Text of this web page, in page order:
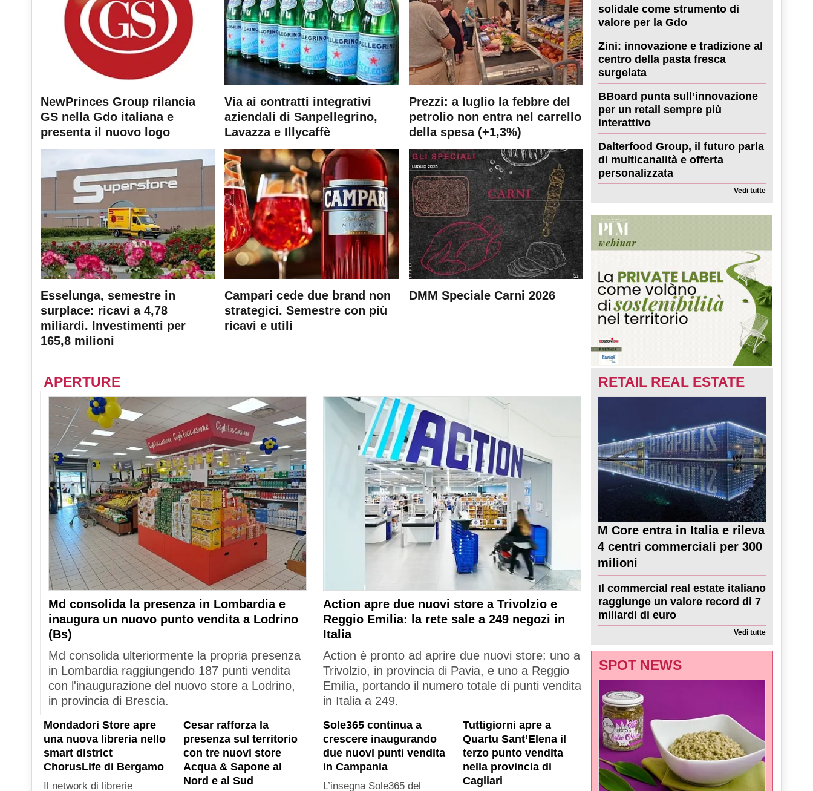
NewPrinces Group rilancia
GS nella Gdo italiana e
presenta il nuovo logo
Via ai contratti integrativi
aziendali di Sanpellegrino,
Lavazza e Illycaffè
Prezzi: a luglio la febbre del
petrolio non entra nel carrello
della spesa (+1,3%)
Esselunga, semestre in
surplace: ricavi a 4,78
miliardi. Investimenti per
165,8 milioni
Campari cede due brand non
strategici. Semestre con più
ricavi e utili
DMM Speciale Carni 2026
solidale come strumento di
valore per la Gdo
Zini: innovazione e tradizione al
centro della pasta fresca
surgelata
BBoard punta sull’innovazione
per un retail sempre più
interattivo
Dalterfood Group, il futuro parla
di multicanalità e offerta
personalizzata
Vedi tutte
APERTURE
Md consolida la presenza in Lombardia e
inaugura un nuovo punto vendita a Lodrino
(Bs)
Md consolida ulteriormente la propria presenza
in Lombardia raggiungendo 187 punti vendita
con l'inaugurazione del nuovo store a Lodrino,
in provincia di Brescia.
Action apre due nuovi store a Trivolzio e
Reggio Emilia: la rete sale a 249 negozi in
Italia
Action è pronto ad aprire due nuovi store: uno a
Trivolzio, in provincia di Pavia, e uno a Reggio
Emilia, portando il numero totale di punti vendita
in Italia a 249.
Mondadori Store apre
una nuova libreria nello
smart district
ChorusLife di Bergamo
Il network di librerie
Cesar rafforza la
presenza sul territorio
con tre nuovi store
Acqua & Sapone al
Nord e al Sud
Sole365 continua a
crescere inaugurando
due nuovi punti vendita
in Campania
L’insegna Sole365 del
Tuttigiorni apre a
Quartu Sant’Elena il
terzo punto vendita
nella provincia di
Cagliari
RETAIL REAL ESTATE
M Core entra in Italia e rileva
4 centri commerciali per 300
milioni
Il commercial real estate italiano
raggiunge un valore record di 7
miliardi di euro
Vedi tutte
SPOT NEWS